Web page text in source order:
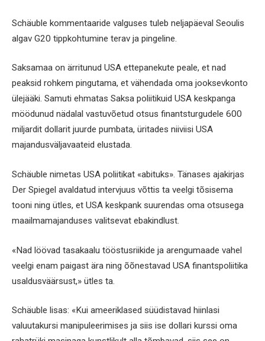
Schäuble kommentaaride valguses tuleb neljapäeval Seoulis
algav G20 tippkohtumine terav ja pingeline.
Saksamaa on ärritunud USA ettepanekute peale, et nad
peaksid rohkem pingutama, et vähendada oma jooksevkonto
ülejääki. Samuti ehmatas Saksa poliitikuid USA keskpanga
möödunud nädalal vastuvõetud otsus finantsturgudele 600
miljardit dollarit juurde pumbata, üritades niiviisi USA
majandusväljavaateid elustada.
Schäuble nimetas USA poliitikat «abituks». Tänases ajakirjas
Der Spiegel avaldatud intervjuus võttis ta veelgi tõsisema
tooni ning ütles, et USA keskpank suurendas oma otsusega
maailmamajanduses valitsevat ebakindlust.
«Nad löövad tasakaalu tööstusriikide ja arengumaade vahel
veelgi enam paigast ära ning õõnestavad USA finantspoliitika
usaldusväärsust,» ütles ta.
Schäuble lisas: «Kui ameeriklased süüdistavad hiinlasi
valuutakursi manipuleerimises ja siis ise dollari kurssi oma